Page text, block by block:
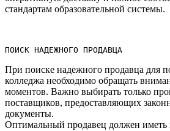
стандартам образовательной системы.​
ПОИСК НАДЕЖНОГО ПРОДАВЦА
При поиске надежного продавца для
колледжа необходимо обращать
моментов.​ Важно выбирать только
поставщиков, предоставляющих
документы.​
Оптимальный продавец должен